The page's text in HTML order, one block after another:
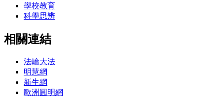
學校教育
科學思辨
相關連結
法輪大法
明慧網
新生網
歐洲圓明網